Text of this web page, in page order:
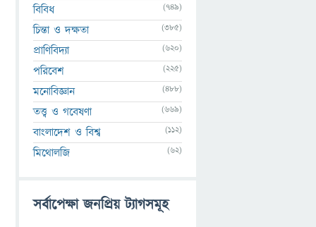
বিবিধ (749)
চিন্তা ও দক্ষতা (385)
প্রাণিবিদ্যা (620)
পরিবেশ (225)
মনোবিজ্ঞান (488)
তত্ত্ব ও গবেষণা (669)
বাংলাদেশ ও বিশ্ব (112)
মিথোলজি (62)
সর্বাপেক্ষা জনপ্রিয় ট্যাগসমূহ